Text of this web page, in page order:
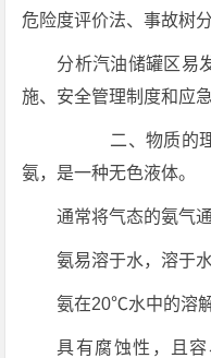
危险度评价法、事故树
分析汽油储罐区易
施、安全管理制度和应急
二、物质的理
氨，是一种无色液体。
通常将气态的氨气
氨易溶于水，溶于
氨在20℃水中的溶
具有腐蚀性，且